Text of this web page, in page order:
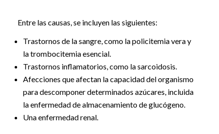
Entre las causas, se incluyen las siguientes:
Trastornos de la sangre, como la policitemia vera y
la trombocitemia esencial.
Trastornos inflamatorios, como la sarcoidosis.
Afecciones que afectan la capacidad del organismo
para descomponer determinados azúcares, incluida
la enfermedad de almacenamiento de glucógeno.
Una enfermedad renal.